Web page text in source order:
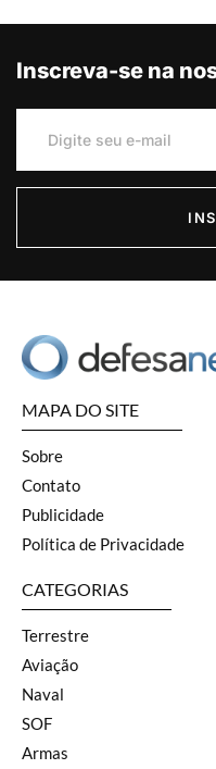
Inscreva-se na
MAPA DO SITE
Sobre
Contato
Publicidade
Política de Privacidade
CATEGORIAS
Terrestre
Aviação
Naval
SOF
Armas